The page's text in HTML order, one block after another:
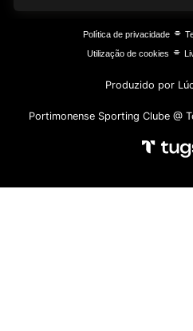
Política de privacidade⌯
Utilização de cookies ⌯
Produzido por
Portimonense Sporting Clube @